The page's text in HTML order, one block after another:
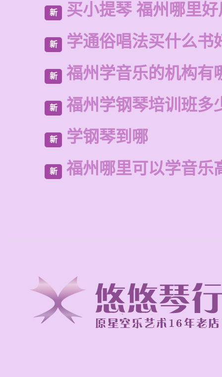
新 买小提琴 福州哪里
新 学通俗唱法买什么书
新 福州学音乐的机构有
新 福州学钢琴培训班多
新 学钢琴到哪
新 福州哪里可以学音乐